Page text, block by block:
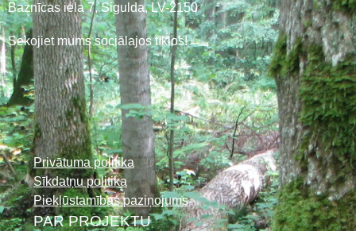
Baznīcas iela 7, Sigulda, LV-2150
Sekojiet mums sociālajos tīklos!
Privātuma politika
Sīkdatņu politika
Piekļūstamības paziņojums
PAR PROJEKTU